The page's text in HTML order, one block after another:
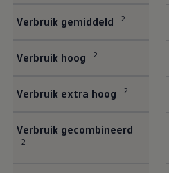
Verbruik gemiddeld 2
Verbruik hoog 2
Verbruik extra hoog 2
Verbruik gecombineerd
2